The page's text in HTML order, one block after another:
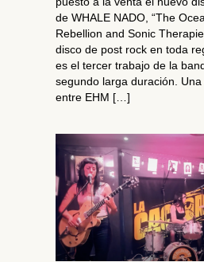
de WHALE NADO, “The
Rebellion and Sonic
disco de post rock en toda
es el tercer trabajo de la
segundo larga duración. Una
entre EHM […]